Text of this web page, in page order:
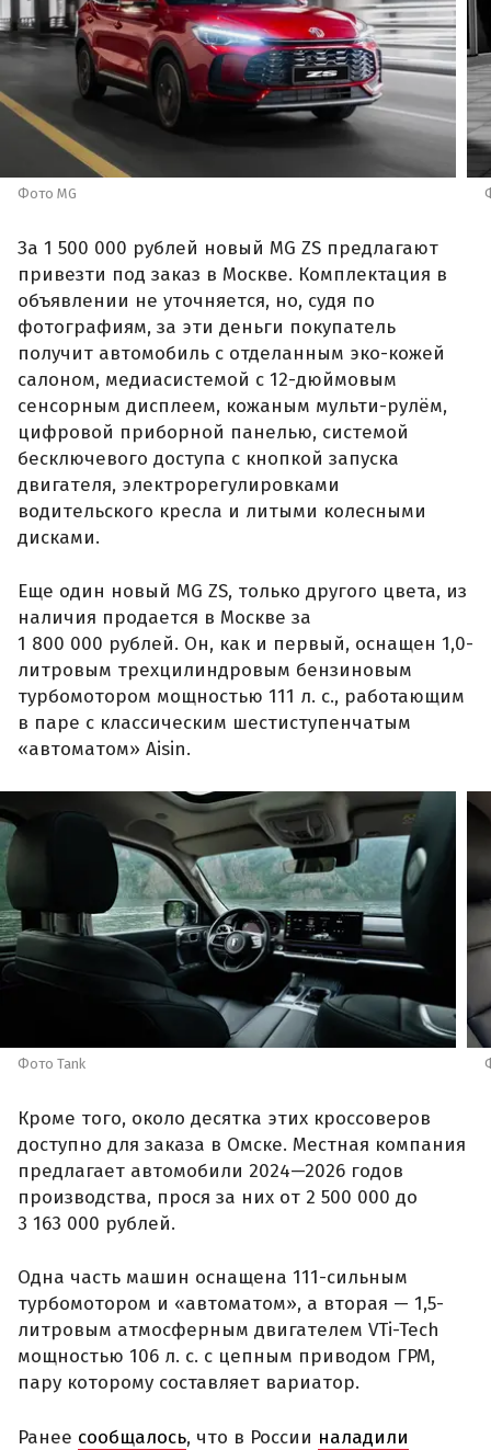
Фото MG
За 1 500 000 рублей новый MG ZS предлагают
привезти под заказ в Москве. Комплектация в
объявлении не уточняется, но, судя по
фотографиям, за эти деньги покупатель
получит автомобиль с отделанным эко-кожей
салоном, медиасистемой с 12-дюймовым
сенсорным дисплеем, кожаным мульти-рулём,
цифровой приборной панелью, системой
бесключевого доступа с кнопкой запуска
двигателя, электрорегулировками
водительского кресла и литыми колесными
дисками.
Еще один новый MG ZS, только другого цвета, из
наличия продается в Москве за
1 800 000 рублей. Он, как и первый, оснащен 1,0-
литровым трехцилиндровым бензиновым
турбомотором мощностью 111 л. с., работающим
в паре с классическим шестиступенчатым
«автоматом» Aisin.
Фото Tank
Кроме того, около десятка этих кроссоверов
доступно для заказа в Омске. Местная компания
предлагает автомобили 2024—2026 годов
производства, прося за них от 2 500 000 до
3 163 000 рублей.
Одна часть машин оснащена 111-сильным
турбомотором и «автоматом», а вторая — 1,5-
литровым атмосферным двигателем VTi-Tech
мощностью 106 л. с. с цепным приводом ГРМ,
пару которому составляет вариатор.
Ранее сообщалось, что в России наладили